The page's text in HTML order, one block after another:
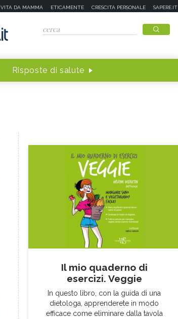
VITA DA MAMMA ETICAMENTE CRESCITA PERSONALE SAPERE.IT
Risposte di salute
Il mio quaderno di
esercizi. Veggie
In questo libro, con la guida di una
dietologa, apprenderete in modo
efficace come eliminare dalla tavola